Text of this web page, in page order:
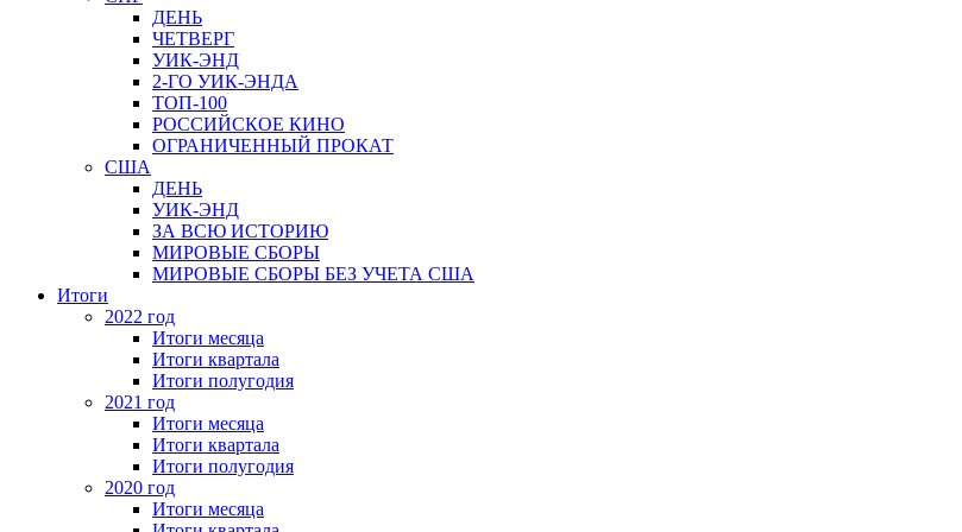
ДЕНЬ
ЧЕТВЕРГ
УИК-ЭНД
2-ГО УИК-ЭНДА
ТОП-100
РОССИЙСКОЕ КИНО
ОГРАНИЧЕННЫЙ ПРОКАТ
США
ДЕНЬ
УИК-ЭНД
ЗА ВСЮ ИСТОРИЮ
МИРОВЫЕ СБОРЫ
МИРОВЫЕ СБОРЫ БЕЗ УЧЕТА США
Итоги
2022 год
Итоги месяца
Итоги квартала
Итоги полугодия
2021 год
Итоги месяца
Итоги квартала
Итоги полугодия
2020 год
Итоги месяца